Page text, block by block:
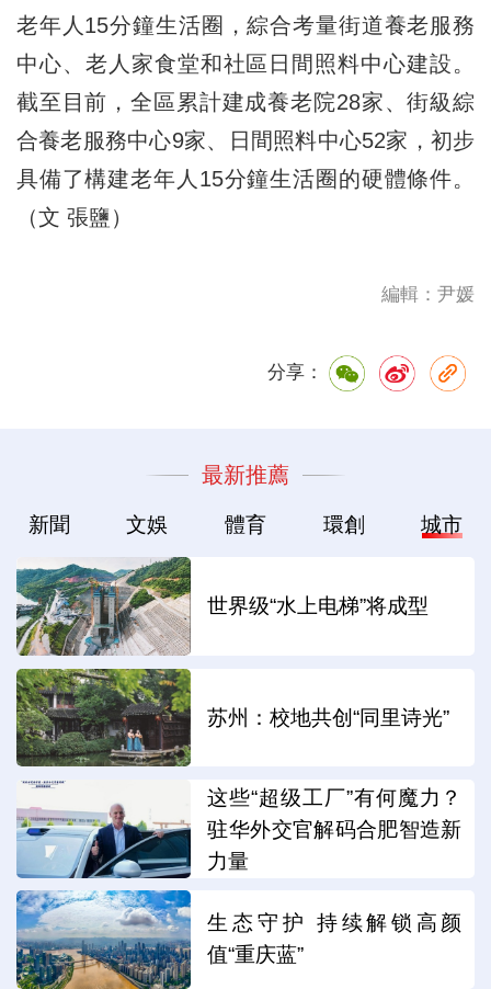
老年人15分鐘生活圈，綜合考量街道養老服務
中心、老人家食堂和社區日間照料中心建設。
截至目前，全區累計建成養老院28家、街級綜
合養老服務中心9家、日間照料中心52家，初步
具備了構建老年人15分鐘生活圈的硬體條件。
（文 張鹽）
編輯：尹媛
分享：
最新推薦
新聞 文娛 體育 環創 城市
世界级“水上电梯”将成型
苏州：校地共创“同里诗光”
这些“超级工厂”有何魔力？
驻华外交官解码合肥智造新
力量
生态守护 持续解锁高颜
值“重庆蓝”